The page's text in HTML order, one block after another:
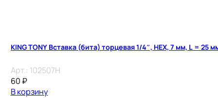
KING TONY Вставка (бита) торцевая 1/4″, HEX, 7 мм, L = 25
Арт.: 102507H
60 ₽
В корзину